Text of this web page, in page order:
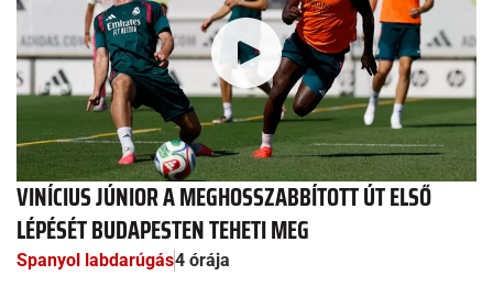
VINÍCIUS JÚNIOR A MEGHOSSZABBÍTOTT ÚT ELSŐ
LÉPÉSÉT BUDAPESTEN TEHETI MEG
Spanyol labdarúgás4 órája